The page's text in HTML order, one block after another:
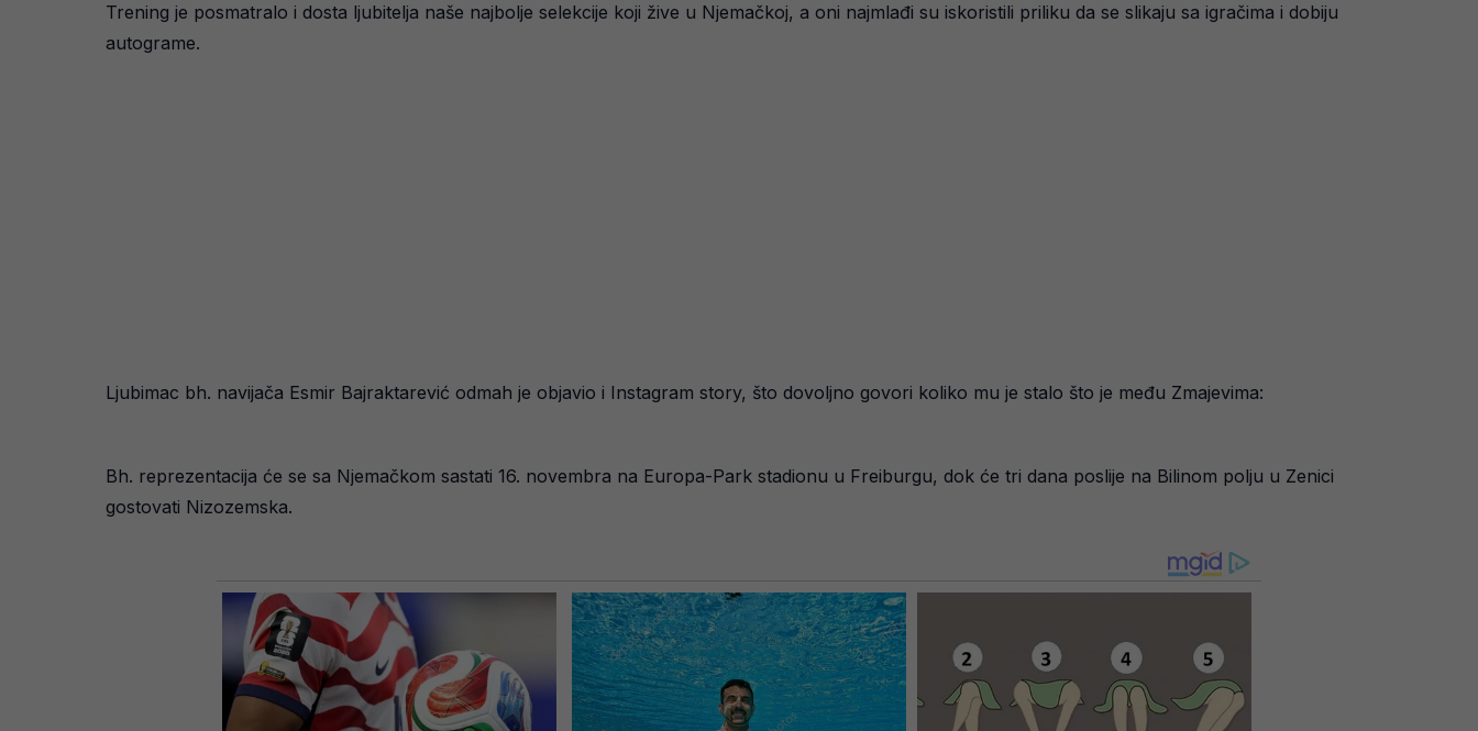
Trening je posmatralo i dosta ljubitelja naše najbolje selekcije koji žive u Njemačkoj, a oni najmlađi su iskoristili priliku da se slikaju sa igračima i dobiju
autograme.
Ljubimac bh. navijača Esmir Bajraktarević odmah je objavio i Instagram story, što dovoljno govori koliko mu je stalo što je među Zmajevima:
Bh. reprezentacija će se sa Njemačkom sastati 16. novembra na Europa-Park stadionu u Freiburgu, dok će tri dana poslije na Bilinom polju u Zenici
gostovati Nizozemska.